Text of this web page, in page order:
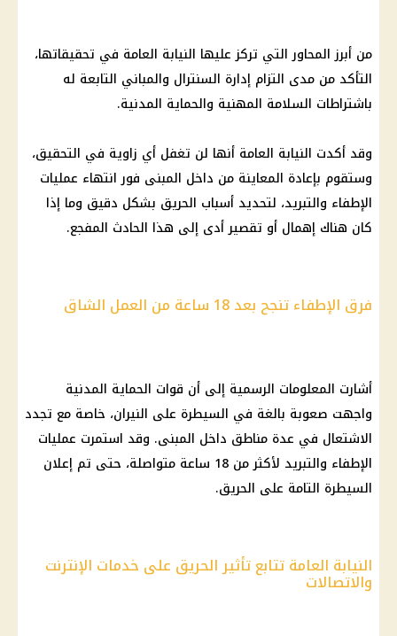
من أبرز المحاور التي تركز عليها النيابة العامة في تحقيقاتها،
التأكد من مدى التزام إدارة السنترال والمباني التابعة له
باشتراطات السلامة المهنية والحماية المدنية.
وقد أكدت النيابة العامة أنها لن تغفل أي زاوية في التحقيق،
وستقوم بإعادة المعاينة من داخل المبنى فور انتهاء عمليات
الإطفاء والتبريد، لتحديد أسباب الحريق بشكل دقيق وما إذا
كان هناك إهمال أو تقصير أدى إلى هذا الحادث المفجع.
فرق الإطفاء تنجح بعد 18 ساعة من العمل الشاق
أشارت المعلومات الرسمية إلى أن قوات الحماية المدنية
واجهت صعوبة بالغة في السيطرة على النيران، خاصة مع تجدد
الاشتعال في عدة مناطق داخل المبنى. وقد استمرت عمليات
الإطفاء والتبريد لأكثر من 18 ساعة متواصلة، حتى تم إعلان
السيطرة التامة على الحريق.
النيابة العامة تتابع تأثير الحريق على خدمات الإنترنت
والاتصالات